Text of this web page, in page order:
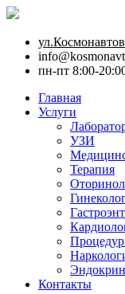
ул.Космонавтов
пн-пт 8:00-
Главная
Услуги
УЗИ
Терапия
Контакты